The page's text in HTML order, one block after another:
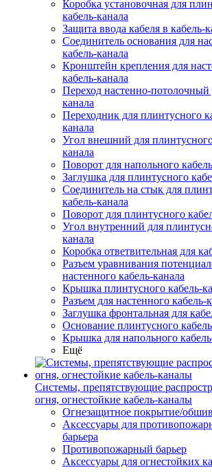
Коробка установочная для
кабель-канала
Защита ввода кабеля в кабель-
Соединитель основания для
кабель-канала
Кронштейн крепления для
кабель-канала
Переход настенно-потолочный
канала
Переходник для плинтусного
канала
Угол внешний для
канала
Поворот для напольного
Заглушка для плинтусного
Соединитель на стык для
кабель-канала
Поворот для плинтусного
Угол внутренний для
канала
Коробка ответвительная для
Разъем уравнивания
настенного кабель-канала
Крышка плинтусного кабель-
Разъем для настенного кабель-
Заглушка фронтальная для
Основание плинтусного
Крышка для напольного
Ещё
Системы, препятствующие
огня, огнестойкие кабель-каналы
Огнезащитное покрытие/
Аксессуары для
барьера
Противопожарный барьер
Аксессуары для огнестойких